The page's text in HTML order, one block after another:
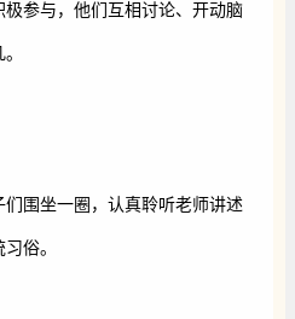
极参与，他们互相讨论、开动脑
围坐一圈，认真聆听老师讲述
俗。